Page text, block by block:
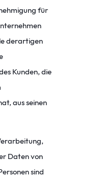
für
derartigen
Kunden, die
aus seinen
Daten von
sind